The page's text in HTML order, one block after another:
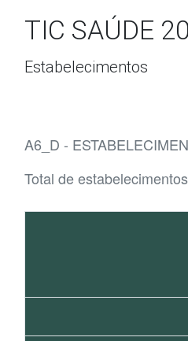
TIC SAÚDE
Estabelecimentos
A6_D -
Total de